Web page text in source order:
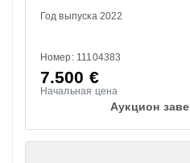
Год выпуска 2022
Номер: 11104383
7.500 €
Начальная цена
Аукцион